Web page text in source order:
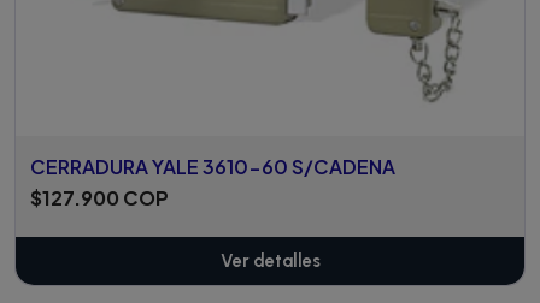
CERRADURA YALE 3610-60 S/CADENA
$127.900 COP
Ver detalles